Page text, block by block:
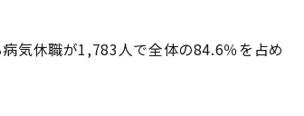
気休職が1,783人で全体の84.6％を占め